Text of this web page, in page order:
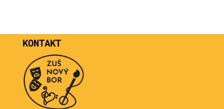
KONTAKT